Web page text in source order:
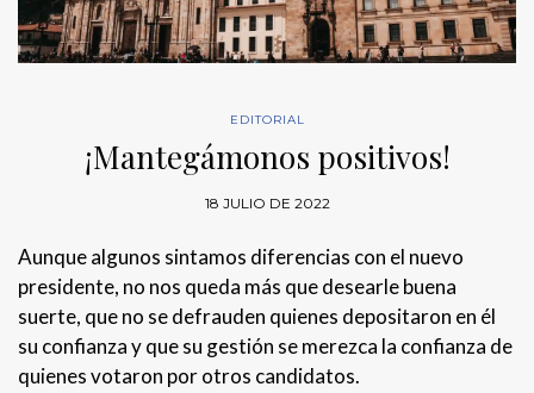
EDITORIAL
¡Mantegámonos positivos!
18 JULIO DE 2022
Aunque algunos sintamos diferencias con el nuevo
presidente, no nos queda más que desearle buena
suerte, que no se defrauden quienes depositaron en él
su confianza y que su gestión se merezca la confianza de
quienes votaron por otros candidatos.